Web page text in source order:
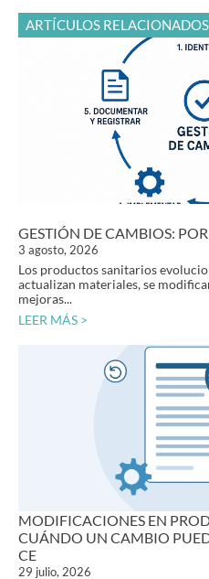
ARTÍCULOS RELACIONADOS
GESTIÓN DE CAMBIOS:
3 agosto, 2026
Los productos sanitarios
actualizan materiales, se
mejoras...
LEER MÁS >
MODIFICACIONES EN
CUÁNDO UN CAMBIO
CE
29 julio, 2026